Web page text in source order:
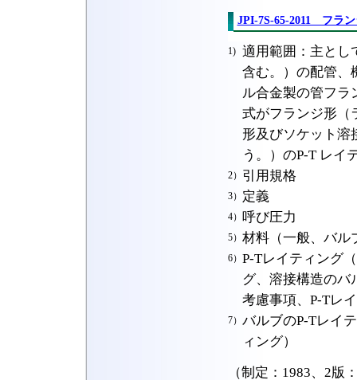
JPI-7S-65-2011 フラ
1)
適用範囲：主とし
含む。）の配管、
ル合金製の管フラ
式がフランジ形（
形及びソケット溶
う。）のP-T レイ
2） 引用規格
3） 定義
4） 呼び圧力
5） 材料（一般、バル
6） P-Tレイティング
グ、溶接構造のバ
考慮事項、P-Tレ
7） バルブのP-Tレイ
ィング）
（制定：1983、2版